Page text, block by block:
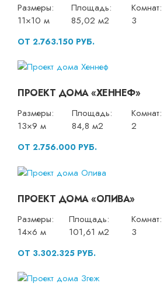
Размеры:
11×10 м
Площадь:
85,02 м2
Комнат:
3
ОТ 2.763.150 РУБ.
ПРОЕКТ ДОМА «ХЕННЕФ»
Размеры:
13×9 м
Площадь:
84,8 м2
Комнат:
2
ОТ 2.756.000 РУБ.
ПРОЕКТ ДОМА «ОЛИВА»
Размеры:
14×6 м
Площадь:
101,61 м2
Комнат:
3
ОТ 3.302.325 РУБ.